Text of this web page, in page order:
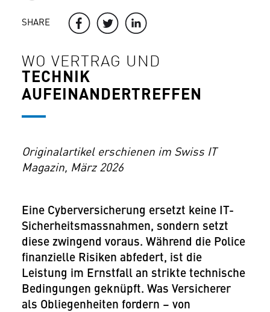
SHARE
WO VERTRAG UND
TECHNIK
AUFEINANDERTREFFEN
Originalartikel erschienen im Swiss IT
Magazin, März 2026
Eine Cyberversicherung ersetzt keine IT-
Sicherheitsmassnahmen, sondern setzt
diese zwingend voraus. Während die Police
finanzielle Risiken abfedert, ist die
Leistung im Ernstfall an strikte technische
Bedingungen geknüpft. Was Versicherer
als Obliegenheiten fordern – von